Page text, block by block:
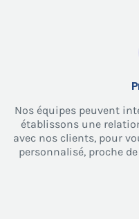
Nos équipes peuvent
établissons une
avec nos clients, pour
personnalisé, proche